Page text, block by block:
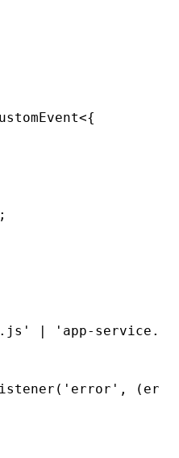
<{
;
|
'app-
( 'error' , (err